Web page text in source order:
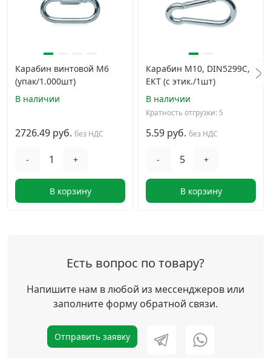
Карабин винтовой М6
(упак/1.000шт)
В наличии
2726.49 руб. без НДС
- +
В корзину
Карабин М10, DIN5299C,
ЕКТ (с этик./1шт)
В наличии
Кратность отгрузки: 5
5.59 руб. без НДС
- +
В корзину
Есть вопрос по товару?
Напишите нам в любой из мессенджеров или
заполните форму обратной связи.
Отправить заявку